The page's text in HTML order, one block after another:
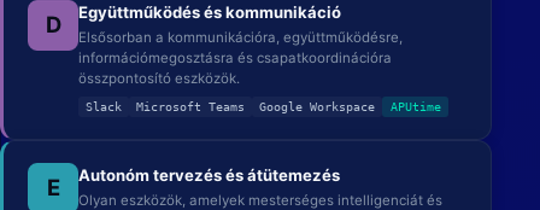
D Együttműködés és kommunikáció
Elsősorban a kommunikációra, együttműködésre,
információmegosztásra és csapatkoordinációra
összpontosító eszközök.
Slack Microsoft Teams Google Workspace APUtime
E Autonóm tervezés és átütemezés
Olyan eszközök, amelyek mesterséges intelligenciát és